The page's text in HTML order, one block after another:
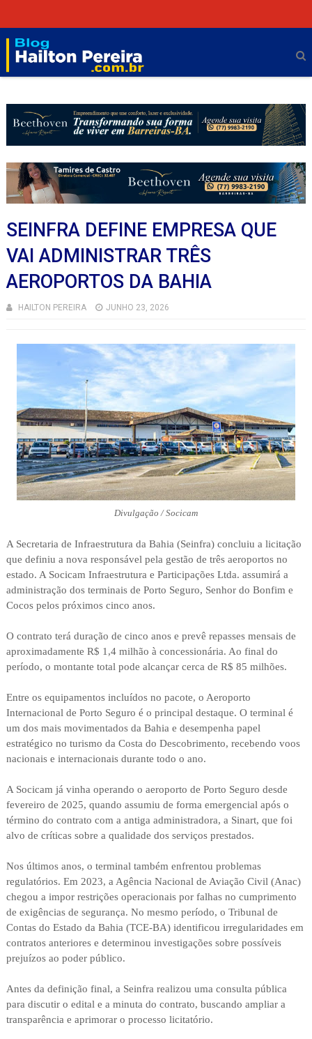
SEINFRA DEFINE EMPRESA QUE
VAI ADMINISTRAR TRÊS
AEROPORTOS DA BAHIA
HAILTON PEREIRA JUNHO 23, 2026
Divulgação / Socicam
A Secretaria de Infraestrutura da Bahia (Seinfra) concluiu a licitação
que definiu a nova responsável pela gestão de três aeroportos no
estado. A Socicam Infraestrutura e Participações Ltda. assumirá a
administração dos terminais de Porto Seguro, Senhor do Bonfim e
Cocos pelos próximos cinco anos.
O contrato terá duração de cinco anos e prevê repasses mensais de
aproximadamente R$ 1,4 milhão à concessionária. Ao final do
período, o montante total pode alcançar cerca de R$ 85 milhões.
Entre os equipamentos incluídos no pacote, o Aeroporto
Internacional de Porto Seguro é o principal destaque. O terminal é
um dos mais movimentados da Bahia e desempenha papel
estratégico no turismo da Costa do Descobrimento, recebendo voos
nacionais e internacionais durante todo o ano.
A Socicam já vinha operando o aeroporto de Porto Seguro desde
fevereiro de 2025, quando assumiu de forma emergencial após o
término do contrato com a antiga administradora, a Sinart, que foi
alvo de críticas sobre a qualidade dos serviços prestados.
Nos últimos anos, o terminal também enfrentou problemas
regulatórios. Em 2023, a Agência Nacional de Aviação Civil (Anac)
chegou a impor restrições operacionais por falhas no cumprimento
de exigências de segurança. No mesmo período, o Tribunal de
Contas do Estado da Bahia (TCE-BA) identificou irregularidades em
contratos anteriores e determinou investigações sobre possíveis
prejuízos ao poder público.
Antes da definição final, a Seinfra realizou uma consulta pública
para discutir o edital e a minuta do contrato, buscando ampliar a
transparência e aprimorar o processo licitatório.